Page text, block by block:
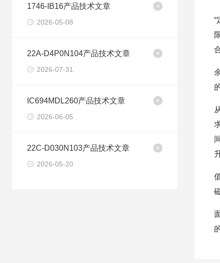
1746-IB16产品技术文章
2026-05-08
22A-D4P0N104产品技术文章
2026-07-31
IC694MDL260产品技术文章
2026-06-05
22C-D030N103产品技术文章
2026-05-20
“